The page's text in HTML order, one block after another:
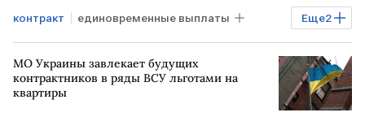
Еще2
контракт единовременные выплаты
участники СВО Владимир Путин
МО Украины завлекает будущих
контрактников в ряды ВСУ льготами на
квартиры